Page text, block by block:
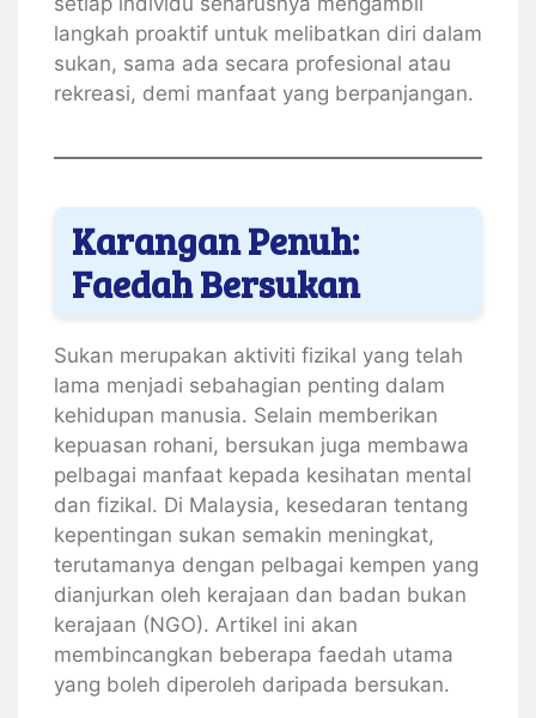
langkah proaktif untuk melibatkan diri dalam
sukan, sama ada secara profesional atau
rekreasi, demi manfaat yang berpanjangan.
Karangan Penuh:
Faedah Bersukan
Sukan merupakan aktiviti fizikal yang telah
lama menjadi sebahagian penting dalam
kehidupan manusia. Selain memberikan
kepuasan rohani, bersukan juga membawa
pelbagai manfaat kepada kesihatan mental
dan fizikal. Di Malaysia, kesedaran tentang
kepentingan sukan semakin meningkat,
terutamanya dengan pelbagai kempen yang
dianjurkan oleh kerajaan dan badan bukan
kerajaan (NGO). Artikel ini akan
membincangkan beberapa faedah utama
yang boleh diperoleh daripada bersukan.